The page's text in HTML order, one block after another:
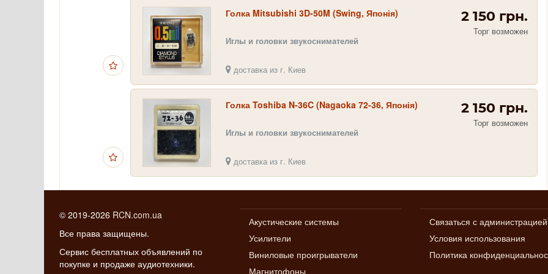
Голка Mitsubishi 3D-50M (Swing, Японія)
Иглы и головки звукоснимателей
доставка из г. Киев
2 150 грн.
Торг возможен
Голка Toshiba N-36C (Nagaoka 72-36, Японія)
Иглы и головки звукоснимателей
доставка из г. Киев
2 150 грн.
Торг возможен
© 2019-2026 RCN.com.ua
Все права защищены.
Сервис бесплатных объявлений по
покупке и продаже аудиотехники.
Акустические системы
Усилители
Виниловые проигрыватели
Магнитофоны
Связаться с администрацией
Условия использования
Политика